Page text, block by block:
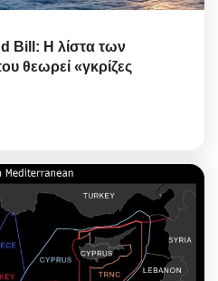
Bill: Η λίστα των
θεωρεί «γκρίζες